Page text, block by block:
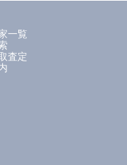
一覧
査定